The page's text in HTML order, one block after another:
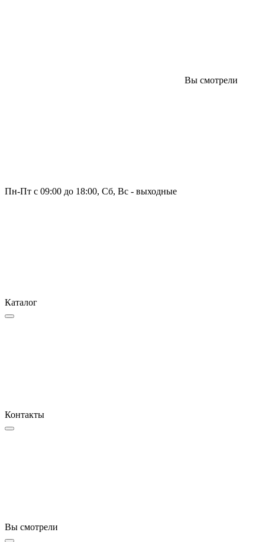
Вы смотрели
Пн-Пт с 09:00 до 18:00, Сб, Вс - выходные
Каталог
Контакты
Вы смотрели